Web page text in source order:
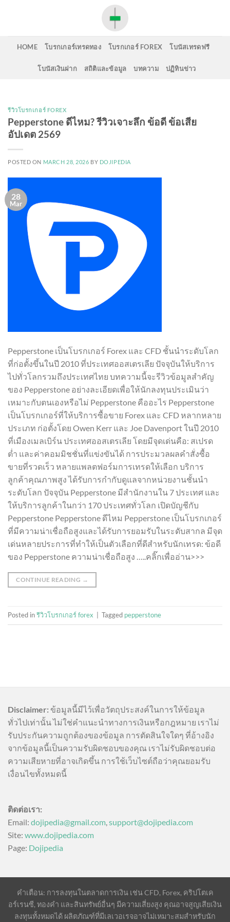
HOME โบรกเกอร์เทรดทอง โบรกเกอร์ FOREX โบนัสเทรดฟรี
โบนัสเงินฝาก สถิติและข้อมูล บทความ ปฏิทินข่าว
รีวิวโบรกเกอร์ FOREX
Pepperstone ดีไหม? รีวิวเจาะลึก ข้อดี ข้อเสีย
อัปเดต 2569
POSTED ON MARCH 28, 2026 BY DOJIPEDIA
28
Mar
Pepperstone เป็นโบรกเกอร์ Forex และ CFD ชั้นนำระดับโลก
ที่ก่อตั้งขึ้นในปี 2010 ที่ประเทศออสเตรเลีย ปัจจุบันให้บริการ
ไปทั่วโลกรวมถึงประเทศไทย บทความนี้จะรีวิวข้อมูลสำคัญ
ของ Pepperstone อย่างละเอียดเพื่อให้นักลงทุนประเมินว่า
เหมาะกับตนเองหรือไม่ Pepperstone คืออะไร Pepperstone
เป็นโบรกเกอร์ที่ให้บริการซื้อขาย Forex และ CFD หลากหลาย
ประเภท ก่อตั้งโดย Owen Kerr และ Joe Davenport ในปี 2010
ที่เมืองเมลเบิร์น ประเทศออสเตรเลีย โดยมีจุดเด่นคือ: สเปรด
ต่ำ และค่าคอมมิชชั่นที่แข่งขันได้ การประมวลผลคำสั่งซื้อ
ขายที่รวดเร็ว หลายแพลตฟอร์มการเทรดให้เลือก บริการ
ลูกค้าคุณภาพสูง ได้รับการกำกับดูแลจากหน่วยงานชั้นนำ
ระดับโลก ปัจจุบัน Pepperstone มีสำนักงานใน 7 ประเทศ และ
ให้บริการลูกค้าในกว่า 170 ประเทศทั่วโลก เปิดบัญชีกับ
Pepperstone Pepperstone ดีไหม Pepperstone เป็นโบรกเกอร์
ที่มีความน่าเชื่อถือสูงและได้รับการยอมรับในระดับสากล มีจุด
เด่นหลายประการที่ทำให้เป็นตัวเลือกที่ดีสำหรับนักเทรด: ข้อดี
ของ Pepperstone ความน่าเชื่อถือสูง …..คลิ๊กเพื่ออ่าน>>>
CONTINUE READING →
Posted inรีวิวโบรกเกอร์ forex Tagged pepperstone
Disclaimer: ข้อมูลนี้มีไว้เพื่อวัตถุประสงค์ในการให้ข้อมูล
ทั่วไปเท่านั้น ไม่ใช่คำแนะนำทางการเงินหรือกฎหมาย เราไม่
รับประกันความถูกต้องของข้อมูล การตัดสินใจใดๆ ที่อ้างอิง
จากข้อมูลนี้เป็นความรับผิดชอบของคุณ เราไม่รับผิดชอบต่อ
ความเสียหายที่อาจเกิดขึ้น การใช้เว็บไซต์ถือว่าคุณยอมรับ
เงื่อนไขทั้งหมดนี้
ติดต่อเรา:
Email: dojipedia@gmail.com,support@dojipedia.com
Site: www.dojipedia.com
Page: Dojipedia
คำเตือน: การลงทุนในตลาดการเงิน เช่น CFD, Forex, คริปโตเค
อร์เรนซี, ทองคำ และสินทรัพย์อื่นๆ มีความเสี่ยงสูง คุณอาจสูญเสียเงิน
ลงทุนทั้งหมดได้ ผลิตภัณฑ์ที่มีเลเวอเรจอาจไม่เหมาะสมสำหรับนัก